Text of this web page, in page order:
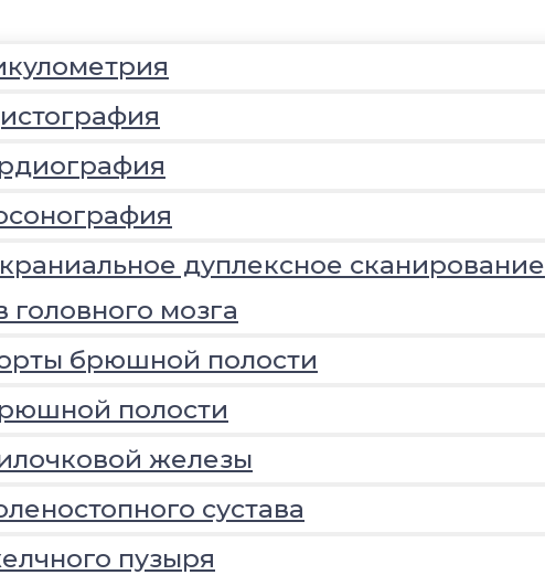
дуплексное сканирование
головного мозга
брюшной полости
полости
железы
сустава
пузыря